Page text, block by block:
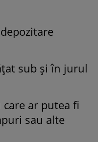
sub și în jurul
ar putea fi
sau alte